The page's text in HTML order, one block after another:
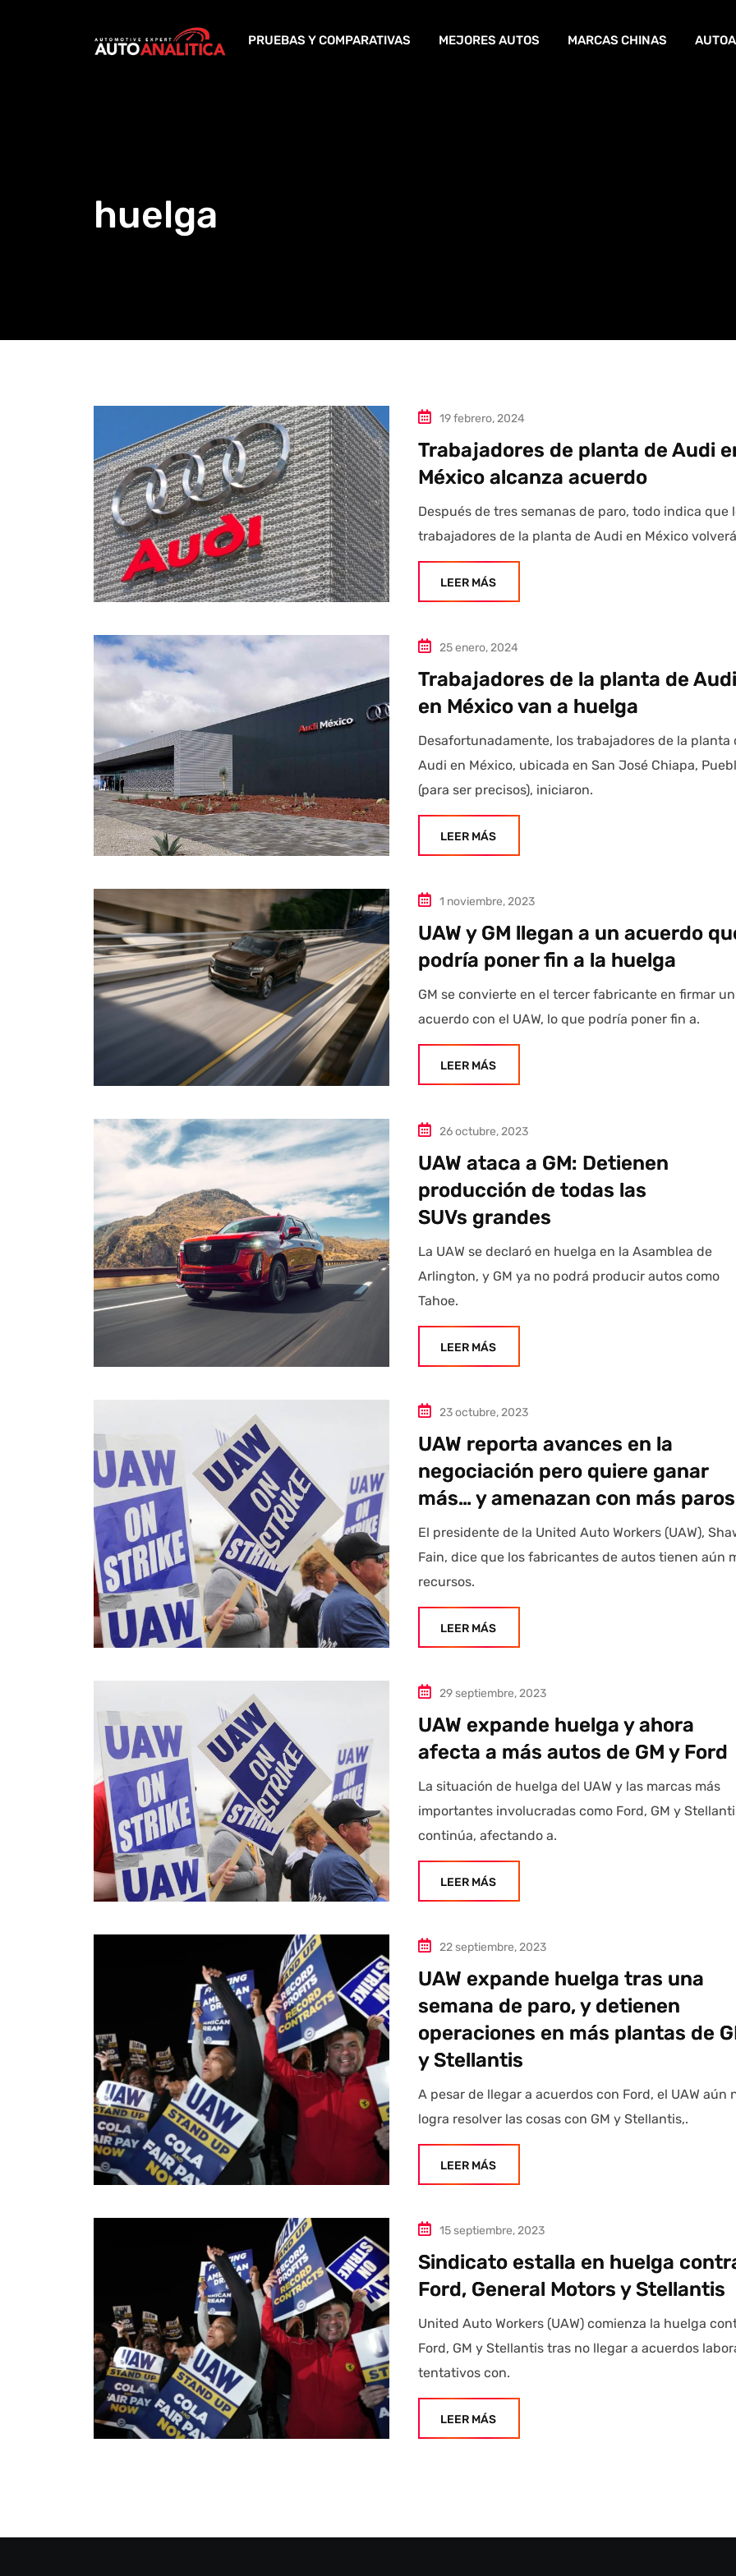
PRUEBAS Y COMPARATIVAS MEJORES AUTOS MARCAS CHINAS
huelga
19 febrero, 2024
Trabajadores de planta de Audi
México alcanza acuerdo
Después de tres semanas de paro, todo indica que
trabajadores de la planta de Audi en México
LEER MÁS
25 enero, 2024
Trabajadores de la planta de Audi
en México van a huelga
Desafortunadamente, los trabajadores de la planta
Audi en México, ubicada en San José Chiapa,
(para ser precisos), iniciaron.
LEER MÁS
1 noviembre, 2023
UAW y GM llegan a un acuerdo
podría poner fin a la huelga
GM se convierte en el tercer fabricante en firmar un
acuerdo con el UAW, lo que podría poner fin a.
LEER MÁS
26 octubre, 2023
UAW ataca a GM: Detienen
producción de todas las
SUVs grandes
La UAW se declaró en huelga en la Asamblea de
Arlington, y GM ya no podrá producir autos como
Tahoe.
LEER MÁS
23 octubre, 2023
UAW reporta avances en la
negociación pero quiere ganar
más… y amenazan con más paros
El presidente de la United Auto Workers (UAW),
Fain, dice que los fabricantes de autos tienen aún
recursos.
LEER MÁS
29 septiembre, 2023
UAW expande huelga y ahora
afecta a más autos de GM y Ford
La situación de huelga del UAW y las marcas más
importantes involucradas como Ford, GM y
continúa, afectando a.
LEER MÁS
22 septiembre, 2023
UAW expande huelga tras una
semana de paro, y detienen
operaciones en más plantas de
y Stellantis
A pesar de llegar a acuerdos con Ford, el UAW aún
logra resolver las cosas con GM y Stellantis,.
LEER MÁS
15 septiembre, 2023
Sindicato estalla en huelga
Ford, General Motors y Stellantis
United Auto Workers (UAW) comienza la huelga
Ford, GM y Stellantis tras no llegar a acuerdos
tentativos con.
LEER MÁS